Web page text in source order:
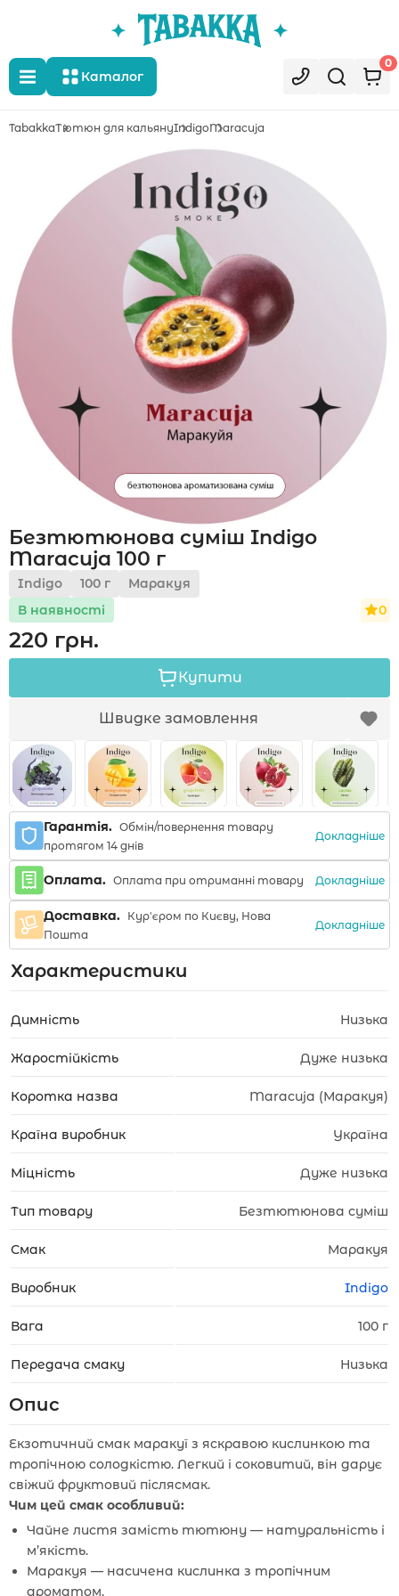
Каталог
0
Укр
TabakkaТютюн для кальянуIndigoMaracuja
Безтютюнова суміш Indigo
Maracuja 100 г
Indigo 100 г
Маракуя
В наявності
0
220 грн.
Купити
Швидке замовлення
Гарантія. Обмін/повернення товару
протягом 14 днів
Докладніше
Оплата. Оплата при отриманні товару Докладніше
Доставка. Кур'єром по Києву, Нова
Пошта
Докладніше
Характеристики
Димність Низька
Жаростійкість Дуже низька
Коротка назва Maracuja (Маракуя)
Країна виробник Україна
Міцність Дуже низька
Тип товару Безтютюнова суміш
Смак Маракуя
Виробник Indigo
Вага 100 г
Передача смаку Низька
Опис
Екзотичний смак маракуї з яскравою кислинкою та
тропічною солодкістю. Легкий і соковитий, він дарує
свіжий фруктовий післясмак.
Чим цей смак особливий:
Чайне листя замість тютюну — натуральність і
м’якість.
Маракуя — насичена кислинка з тропічним
ароматом.